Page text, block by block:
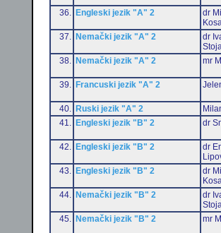
36. Engleski jezik "A" 2
dr
37.
Nemački jezik "A" 2
dr
38.
Nemački jezik "A" 2 mr
39. Francuski jezik "A" 2
40. Ruski jezik "A" 2
41.
Engleski jezik "B" 2 dr
42. Engleski jezik "B" 2
dr
43.
Engleski jezik "B" 2
dr
44.
Nemački jezik "B" 2
dr
45.
Nemački jezik "B" 2 mr